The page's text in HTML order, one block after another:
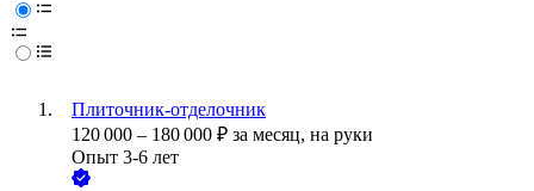
Плиточник-отделочник
120 000 – 180 000 ₽ за месяц, на руки
Опыт 3-6 лет